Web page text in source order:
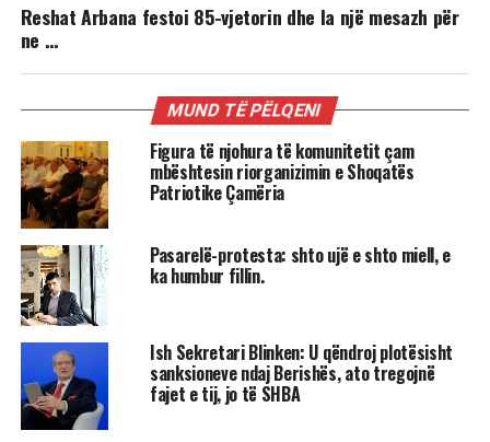
Reshat Arbana festoi 85-vjetorin dhe la një mesazh për
ne …
MUND TË PËLQENI
Figura të njohura të komunitetit çam
mbështesin riorganizimin e Shoqatës
Patriotike Çamëria
Pasarelë-protesta: shto ujë e shto miell, e
ka humbur fillin.
Ish Sekretari Blinken: U qëndroj plotësisht
sanksioneve ndaj Berishës, ato tregojnë
fajet e tij, jo të SHBA